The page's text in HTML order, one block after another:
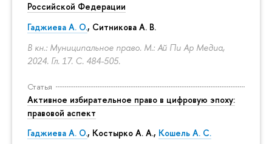
Российской Федерации
Гаджиева А. О., Ситникова А. В.
В кн.: Муниципальное право. М.: Ай Пи Ар Медиа,
2024. Гл. 17. С. 484-505.
Статья
Активное избирательное право в цифровую эпоху:
правовой аспект
Гаджиева А. О., Костырко А. А., Кошель А. С.